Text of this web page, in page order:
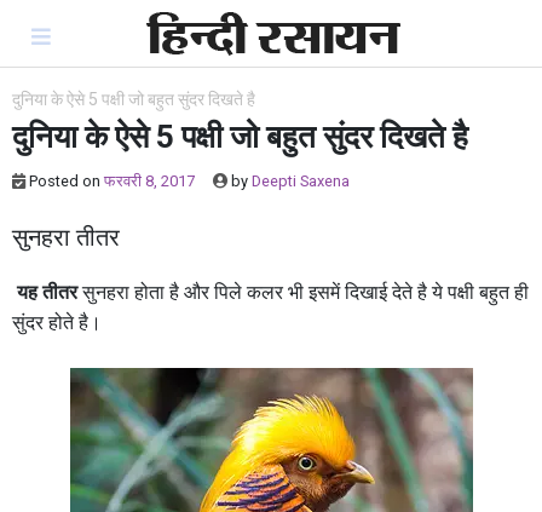
content
दुनिया के ऐसे 5 पक्षी जो बहुत सुंदर दिखते है
दुनिया के ऐसे 5 पक्षी जो बहुत सुंदर दिखते है
Posted on फरवरी 8, 2017 by Deepti Saxena
सुनहरा तीतर
यह तीतरसुनहरा होता है और पिले कलर भी इसमें दिखाई देते है ये पक्षी बहुत ही
सुंदर होते है।